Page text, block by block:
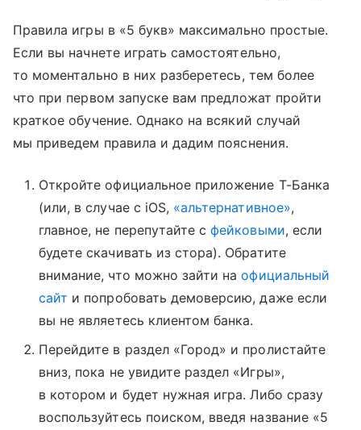
Правила игры в «5 букв» максимально простые.
Если вы начнете играть самостоятельно,
то моментально в них разберетесь, тем более
что при первом запуске вам предложат пройти
краткое обучение. Однако на всякий случай
мы приведем правила и дадим пояснения.
Откройте официальное приложение Т-Банка
(или, в случае с iOS, «альтернативное»,
главное, не перепутайте сфейковыми, если
будете скачивать из стора). Обратите
внимание, что можно зайти наофициальный
сайт и попробовать демоверсию, даже если
вы не являетесь клиентом банка.
Перейдите в раздел «Город» и пролистайте
вниз, пока не увидите раздел «Игры»,
в котором и будет нужная игра. Либо сразу
воспользуйтесь поиском, введя название «5